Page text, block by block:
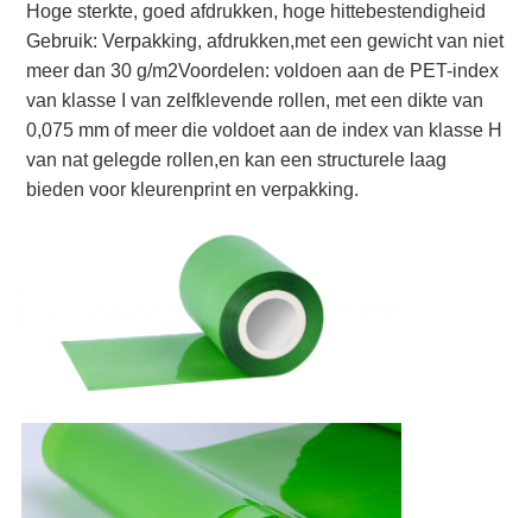
PRIVACYBELEID
Hoge sterkte, goed afdrukken, hoge hittebestendigheid
Gebruik: Verpakking, afdrukken,met een gewicht van niet
meer dan 30 g/m2Voordelen: voldoen aan de PET-index
van klasse I van zelfklevende rollen, met een dikte van
0,075 mm of meer die voldoet aan de index van klasse H
van nat gelegde rollen,en kan een structurele laag
bieden voor kleurenprint en verpakking.